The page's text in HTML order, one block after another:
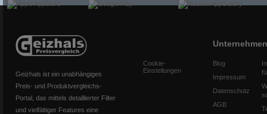
Geizhals ist ein unabhängiges
Preis- und Produktvergleichs-
Portal, das mittels detaillierter Filter
und vielfältiger Features eine
Cookie-
Einstellungen
Unternehmen
Blog
Impressum
Datenschutz
AGB